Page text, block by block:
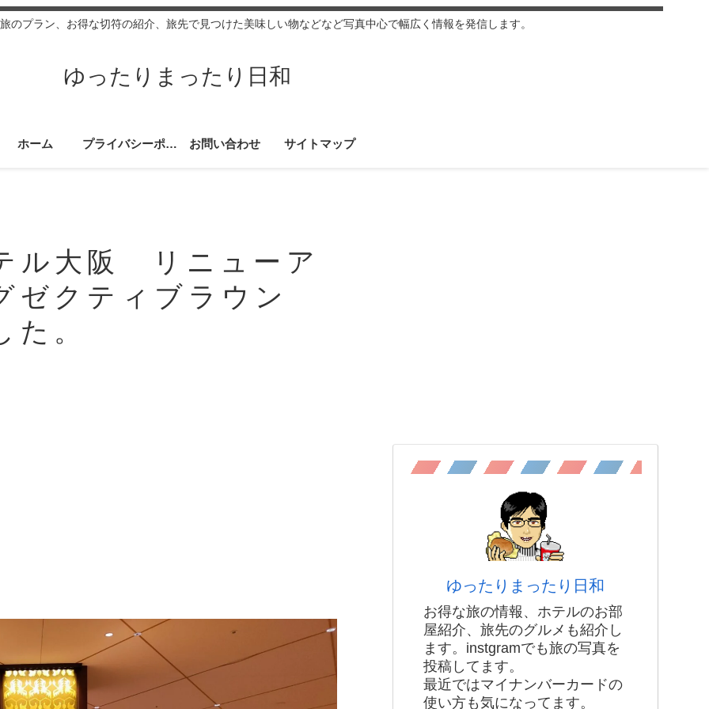
のプラン、お得な切符の紹介、旅先で見つけた美味しい物などなど写真中心で幅広く情報を発信します。
ゆったりまったり日和
ホーム プライバシーポリシー お問い合わせ サイトマップ
ル大阪 リニューア
ゼクティブラウン
た。
ゆったりまったり日和
お得な旅の情報、ホテルのお部
屋紹介、旅先のグルメも紹介し
ます。instgramでも旅の写真を
投稿してます。
最近ではマイナンバーカードの
使い方も気になってます。